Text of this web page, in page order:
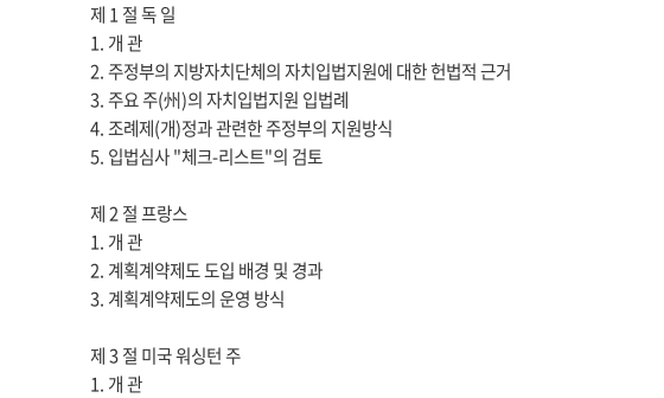
제 1 절 독 일
1. 개 관
2. 주정부의 지방자치단체의 자치입법지원에 대한 헌법적 근거
3. 주요 주(州)의 자치입법지원 입법례
4. 조례제(개)정과 관련한 주정부의 지원방식
5. 입법심사 "체크-리스트"의 검토
제 2 절 프랑스
1. 개 관
2. 계획계약제도 도입 배경 및 경과
3. 계획계약제도의 운영 방식
제 3 절 미국 워싱턴 주
1. 개 관